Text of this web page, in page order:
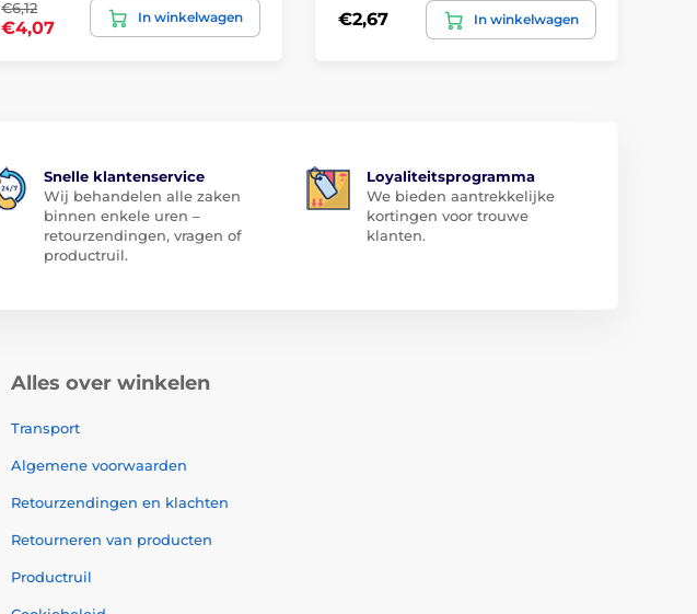
€6,12
€4,07
In winkelwagen €2,67 In winkelwagen
Snelle klantenservice
Wij behandelen alle zaken
binnen enkele uren –
retourzendingen, vragen of
productruil.
Loyaliteitsprogramma
We bieden aantrekkelijke
kortingen voor trouwe
klanten.
Alles over winkelen
Transport
Algemene voorwaarden
Retourzendingen en klachten
Retourneren van producten
Productruil